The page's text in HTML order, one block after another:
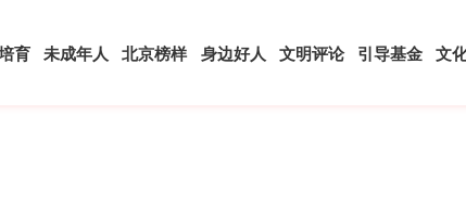
育 未成年人 北京榜样 身边好人 文明评论 引导基金 文